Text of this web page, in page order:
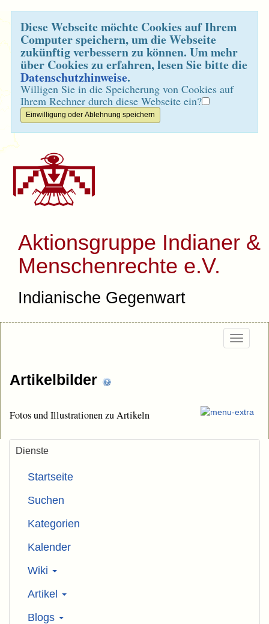
Diese Webseite möchte Cookies auf Ihrem
Computer speichern, um die Webseite
zukünftig verbessern zu können. Um mehr
über Cookies zu erfahren, lesen Sie bitte die
Datenschutzhinweise.
Willigen Sie in die Speicherung von Cookies auf
Ihrem Rechner durch diese Webseite ein?
Aktionsgruppe Indianer &
Menschenrechte e.V.
Indianische Gegenwart
Artikelbilder
Fotos und Illustrationen zu Artikeln
Dienste
Startseite
Suchen
Kategorien
Kalender
Wiki
Artikel
Blogs